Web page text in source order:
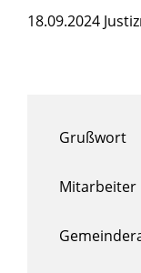
18.09.2024
Grußwort
Mitarbeiter